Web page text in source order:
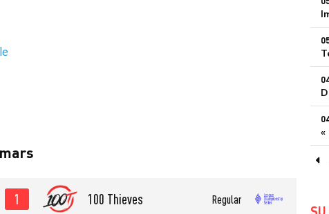
1 100 Thieves Regular